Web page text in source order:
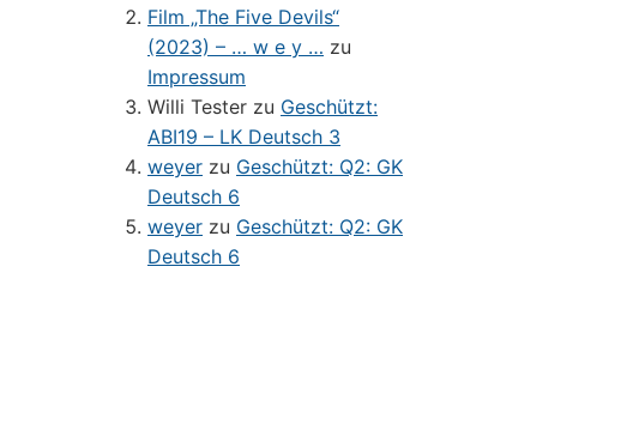
Film „The Five Devils“
(2023) – … w e y … zu
Impressum
Willi Tester zu Geschützt:
ABI19 – LK Deutsch 3
weyer zu Geschützt: Q2: GK
Deutsch 6
weyer zu Geschützt: Q2: GK
Deutsch 6